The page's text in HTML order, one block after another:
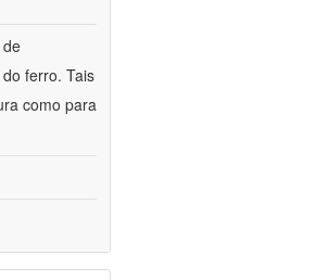
ferro. Tais
como para